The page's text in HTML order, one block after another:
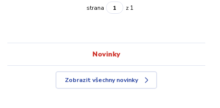
strana z 1
Novinky
Zobrazit všechny novinky